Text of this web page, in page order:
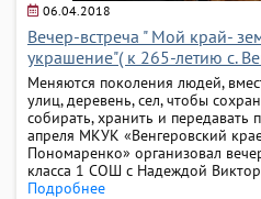
06.04.2018
Вечер-встреча " Мой край-
украшение"( к 265-летию с.
Меняются поколения людей,
улиц, деревень, сел, чтобы
собирать, хранить и передавать
апреля МКУК «Венгеровский
Пономаренко» организовал
класса 1 СОШ с Надеждой
Подробнее